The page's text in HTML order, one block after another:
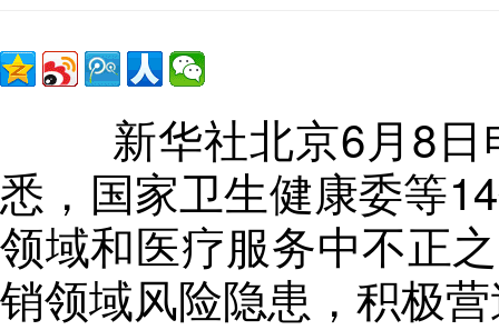
新华社北京6月8日
悉 ， 国家卫生健康委等
领域和医疗服务中不正
销领域风险隐患 ， 积极